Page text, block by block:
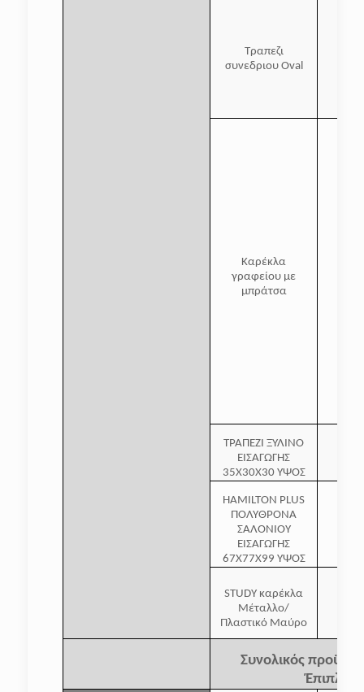
Τραπεζι
συνεδριου Oval
Καρέκλα
γραφείου με
μπράτσα
ΤΡΑΠΕΖΙ ΞΥΛΙΝΟ
ΕΙΣΑΓΩΓΗΣ
35X30X30 ΥΨΟΣ
HAMILTON PLUS
ΠΟΛΥΘΡΟΝΑ
ΣΑΛΟΝΙΟΥ
ΕΙΣΑΓΩΓΗΣ
67X77X99 ΥΨΟΣ
STUDY καρέκλα
Μέταλλο/
Πλαστικό Μαύρο
Συνολικός
Έπιπλα